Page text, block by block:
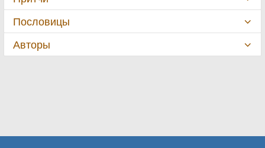
Пословицы
Авторы